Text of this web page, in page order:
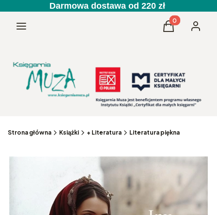
Darmowa dostawa od 220 zł
Menu Produkty w
Koszyk
Strona główna Książki + Literatura Literatura piękna